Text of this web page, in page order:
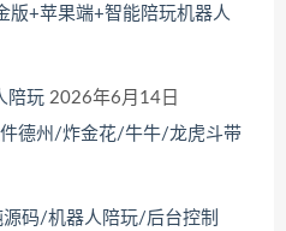
版+苹果端+智能陪玩机器人
陪玩 2026年6月14日
德州/炸金花/牛牛/龙虎斗带
码/机器人陪玩/后台控制